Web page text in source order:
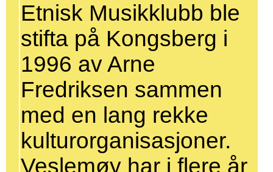
Etnisk Musikklubb ble
stifta på Kongsberg i
1996 av Arne
Fredriksen sammen
med en lang rekke
kulturorganisasjoner.
Veslemøy har i flere år